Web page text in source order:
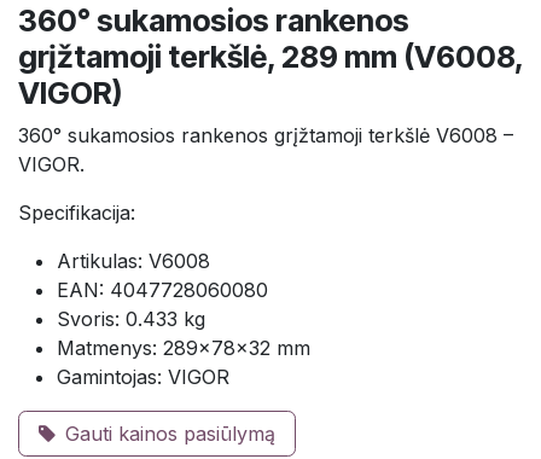
360° sukamosios rankenos
grįžtamoji terkšlė, 289 mm (V6008,
VIGOR)
360° sukamosios rankenos grįžtamoji terkšlė V6008 –
VIGOR.
Specifikacija:
Artikulas: V6008
EAN: 4047728060080
Svoris: 0.433 kg
Matmenys: 289×78×32 mm
Gamintojas: VIGOR
Gauti kainos pasiūlymą